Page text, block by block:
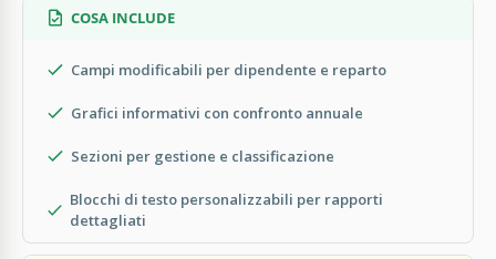
COSA INCLUDE
Campi modificabili per dipendente e reparto
Grafici informativi con confronto annuale
Sezioni per gestione e classificazione
Blocchi di testo personalizzabili per rapporti
dettagliati